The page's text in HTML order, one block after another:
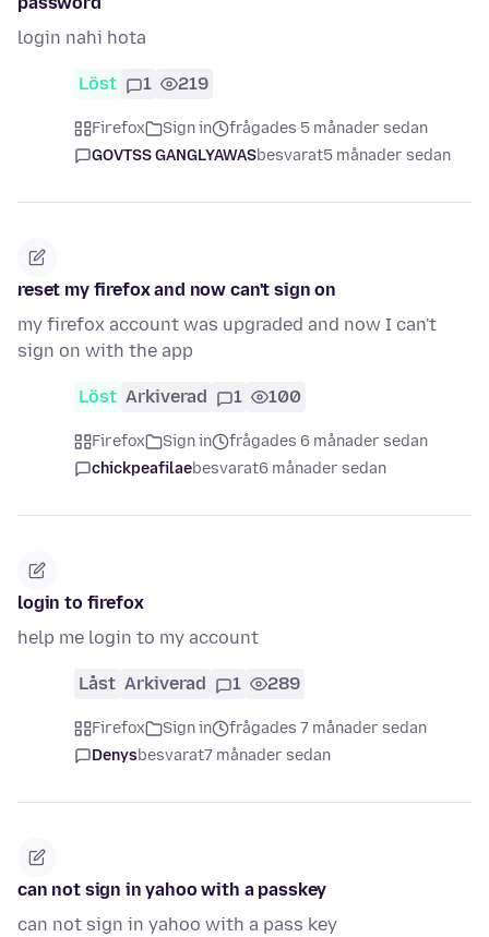
login nahi hota
Löst 1 219
Firefox Sign in
frågades 5 månader sedan
GOVTSS GANGLYAWASbesvarat5 månader sedan
reset my firefox and now can't sign on
my firefox account was upgraded and now I can't
sign on with the app
Löst Arkiverad 1 100
Firefox Sign in
frågades 6 månader sedan
chickpeafilaebesvarat6 månader sedan
login to firefox
help me login to my account
Låst Arkiverad 1 289
Firefox Sign in
frågades 7 månader sedan
Denysbesvarat7 månader sedan
can not sign in yahoo with a passkey
can not sign in yahoo with a pass key